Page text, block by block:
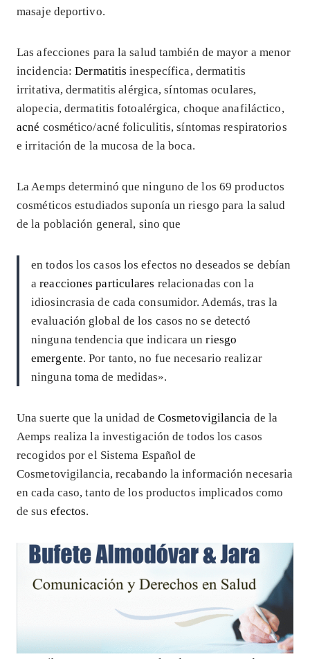
masaje deportivo.
Las afecciones para la salud también de mayor a menor
incidencia:Dermatitis inespecífica, dermatitis
irritativa, dermatitis alérgica, síntomas oculares,
alopecia, dermatitis fotoalérgica, choque anafiláctico,
acné cosmético/acné foliculitis, síntomas respiratorios
e irritación de la mucosa de la boca.
La Aemps determinó que ninguno de los 69 productos
cosméticos estudiados suponía un riesgo para la salud
de la población general, sino que
en todos los casos los efectos no deseados se debían
areacciones particulares relacionadas con la
idiosincrasia de cada consumidor. Además, tras la
evaluación global de los casos no se detectó
ninguna tendencia que indicara unriesgo
emergente. Por tanto, no fue necesario realizar
ninguna toma de medidas».
Una suerte que la unidad de Cosmetovigilancia de la
Aemps realiza la investigación de todos los casos
recogidos por el Sistema Español de
Cosmetovigilancia, recabando la información necesaria
en cada caso, tanto de los productos implicados como
de sus efectos.